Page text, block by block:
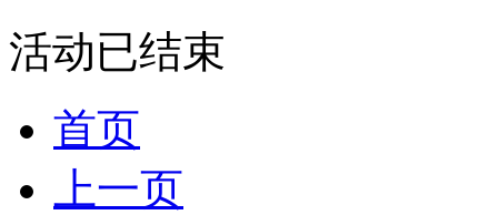
活动已结束
首页
上一页